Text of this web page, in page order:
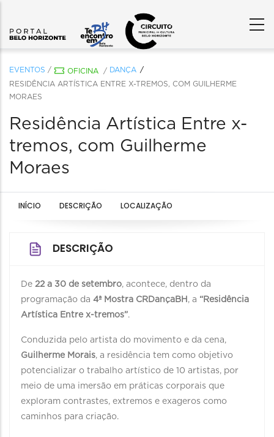
EVENTOS / OFICINA / DANÇA
RESIDÊNCIA ARTÍSTICA ENTRE X-TREMOS, COM GUILHERME
MORAES
Residência Artística Entre x-
tremos, com Guilherme
Moraes
INÍCIO DESCRIÇÃO LOCALIZAÇÃO
DESCRIÇÃO
De 22 a 30 de setembro, acontece, dentro da
programação da 4ª Mostra CRDançaBH , a “Residência
Artística Entre x-tremos”.
Conduzida pelo artista do movimento e da cena,
Guilherme Morais, a residência tem como objetivo
potencializar o trabalho artístico de 10 artistas, por
meio de uma imersão em práticas corporais que
exploram contrastes, extremos e exageros como
caminhos para criação.